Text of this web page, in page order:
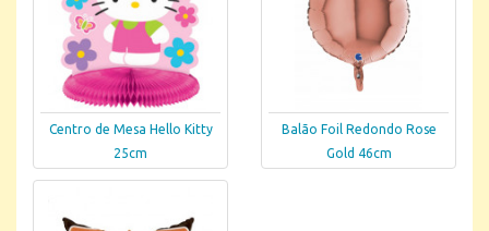
Centro de Mesa Hello Kitty
25cm
Balão Foil Redondo Rose
Gold 46cm